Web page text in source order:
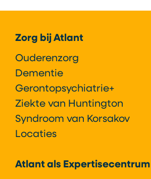
Zorg bij Atlant
Ouderenzorg
Dementie
Gerontopsychiatrie+
Ziekte van Huntington
Syndroom van Korsakov
Locaties
Atlant als Expertisecentrum